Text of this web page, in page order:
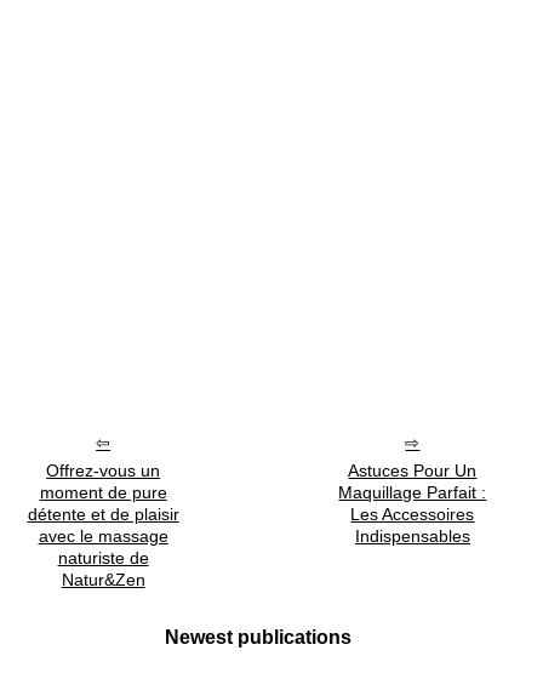
Offrez-vous un
moment de pure
détente et de plaisir
avec le massage
naturiste de
Natur&Zen
Astuces Pour Un
Maquillage Parfait :
Les Accessoires
Indispensables
Newest publications